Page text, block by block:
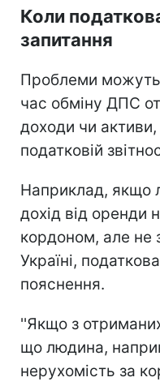
Коли
запитання
Проблеми можуть
час обміну ДПС
доходи чи
податковій
Наприклад, якщо
дохід від оренди
кордоном, але не
Україні,
пояснення.
''Якщо з
що людина,
нерухомість за